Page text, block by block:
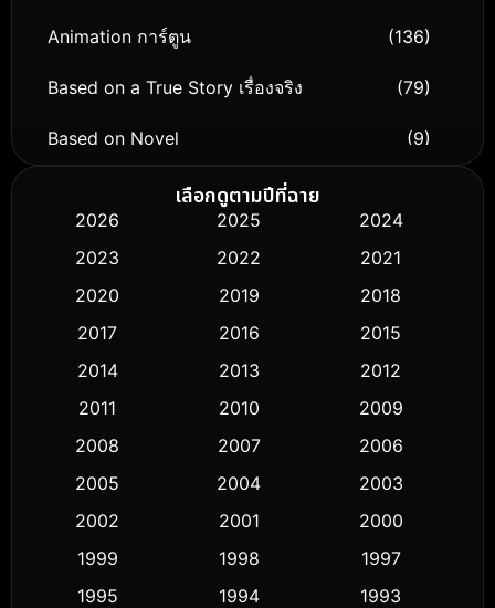
Animation การ์ตูน (136)
Based on a True Story เรื่องจริง (79)
Based on Novel (9)
Biography ชีวิตจริง
Classic หนังคลาสสิก (50)
Comedy ตลก (426)
Crime อาชญากรรม (503)
Cult Film
Dance เต้น (10)
เลือกดูตามปีที่ฉาย
2026 2025
2024
2023
2022
2021
2020
2019
2018
2017
2016
2015
2014
2013
2012
2011
2010
2009
2008
2007
2006
2005
2004
2003
2002
2001
2000
1999
1998
1997
1995
1994
1993